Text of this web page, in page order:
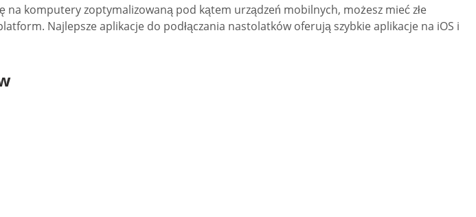
komputery zoptymalizowaną pod kątem urządzeń mobilnych, możesz mieć złe
Najlepsze aplikacje do podłączania nastolatków oferują szybkie aplikacje na iOS i